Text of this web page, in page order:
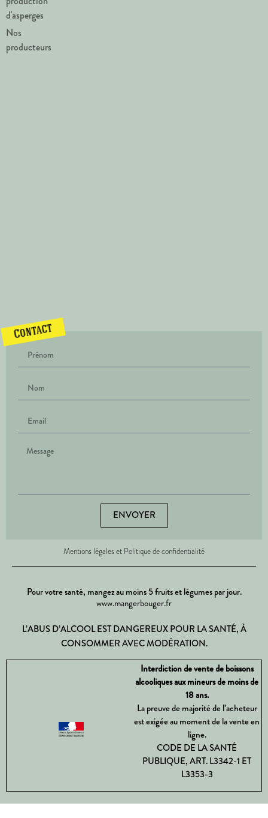
d'asperges
Nos
producteurs
Contact
ENVOYER
Mentions légales et Politique de confidentialité
Pour votre santé, mangez au moins 5 fruits et légumes par jour.
www.mangerbouger.fr
L’ABUS D’ALCOOL EST DANGEREUX POUR LA SANTÉ, À
CONSOMMER AVEC MODÉRATION.
Interdiction de vente de boissons
alcooliques aux mineurs de moins de
18 ans.
La preuve de majorité de l’acheteur
est exigée au moment de la vente en
ligne.
CODE DE LA SANTÉ
PUBLIQUE, ART. L3342-1 ET
L3353-3